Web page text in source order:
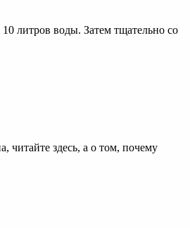
литров воды. Затем тщательно со
читайте здесь, а о том, почему